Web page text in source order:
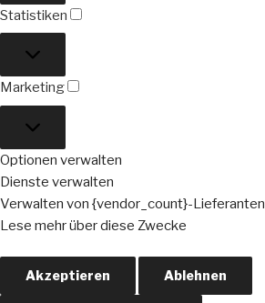
Statistiken
Marketing
Optionen verwalten
Dienste verwalten
Verwalten von {vendor_count}-Lieferanten
Lese mehr über diese Zwecke
Akzeptieren Ablehnen